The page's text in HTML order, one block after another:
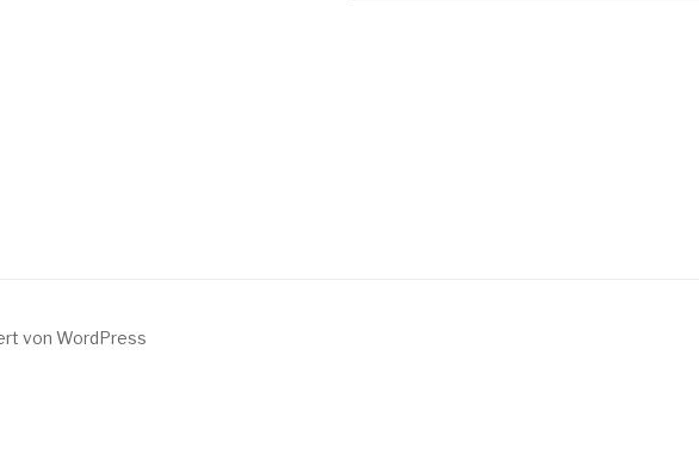
von WordPress